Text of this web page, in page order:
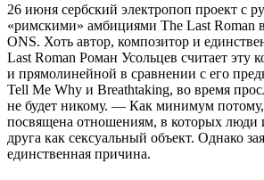
26 июня сербский электропоп проект с
«римскими» амбициями The Last Roman
ONS. Хоть автор, композитор и
Last Roman Роман Усольцев считает эту
и прямолинейной в сравнении с его
Tell Me Why и Breathtaking, во время
не будет никому. — Как минимум потому,
посвящена отношениям, в которых люди
друга как сексуальный объект. Однако
единственная причина.